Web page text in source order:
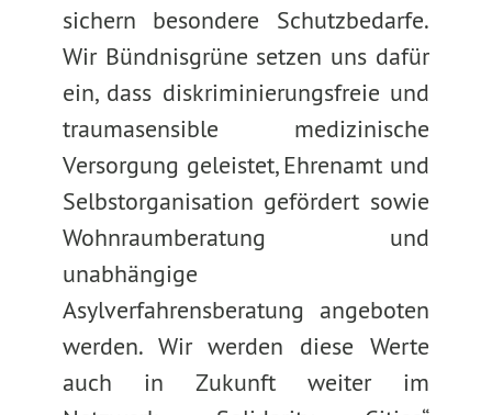
sichern besondere Schutzbedarfe.
Wir Bündnisgrüne setzen uns dafür
ein, dass diskriminierungsfreie und
traumasensible medizinische
Versorgung geleistet, Ehrenamt und
Selbstorganisation gefördert sowie
Wohnraumberatung und
unabhängige
Asylverfahrensberatung angeboten
werden. Wir werden diese Werte
auch in Zukunft weiter im